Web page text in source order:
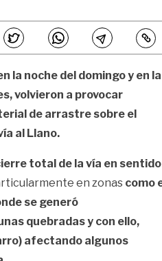
la noche del domingo y en la
volvieron a provocar
de arrastre sobre el
al Llano.
total de la vía en sentido
en zonas como
se generó
quebradas y con ello,
afectando algunos